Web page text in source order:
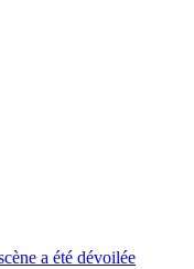
a été dévoilée